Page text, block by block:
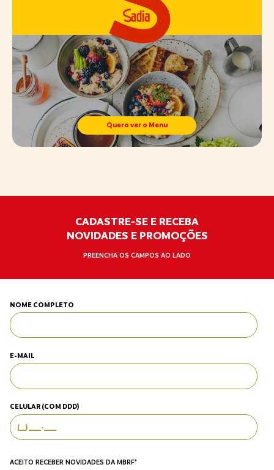
Quero ver o Menu
CADASTRE-SE E RECEBA
NOVIDADES E PROMOÇÕES
PREENCHA OS CAMPOS AO LADO
NOME COMPLETO
E-MAIL
CELULAR (COM DDD)
ACEITO RECEBER NOVIDADES DA MBRF*